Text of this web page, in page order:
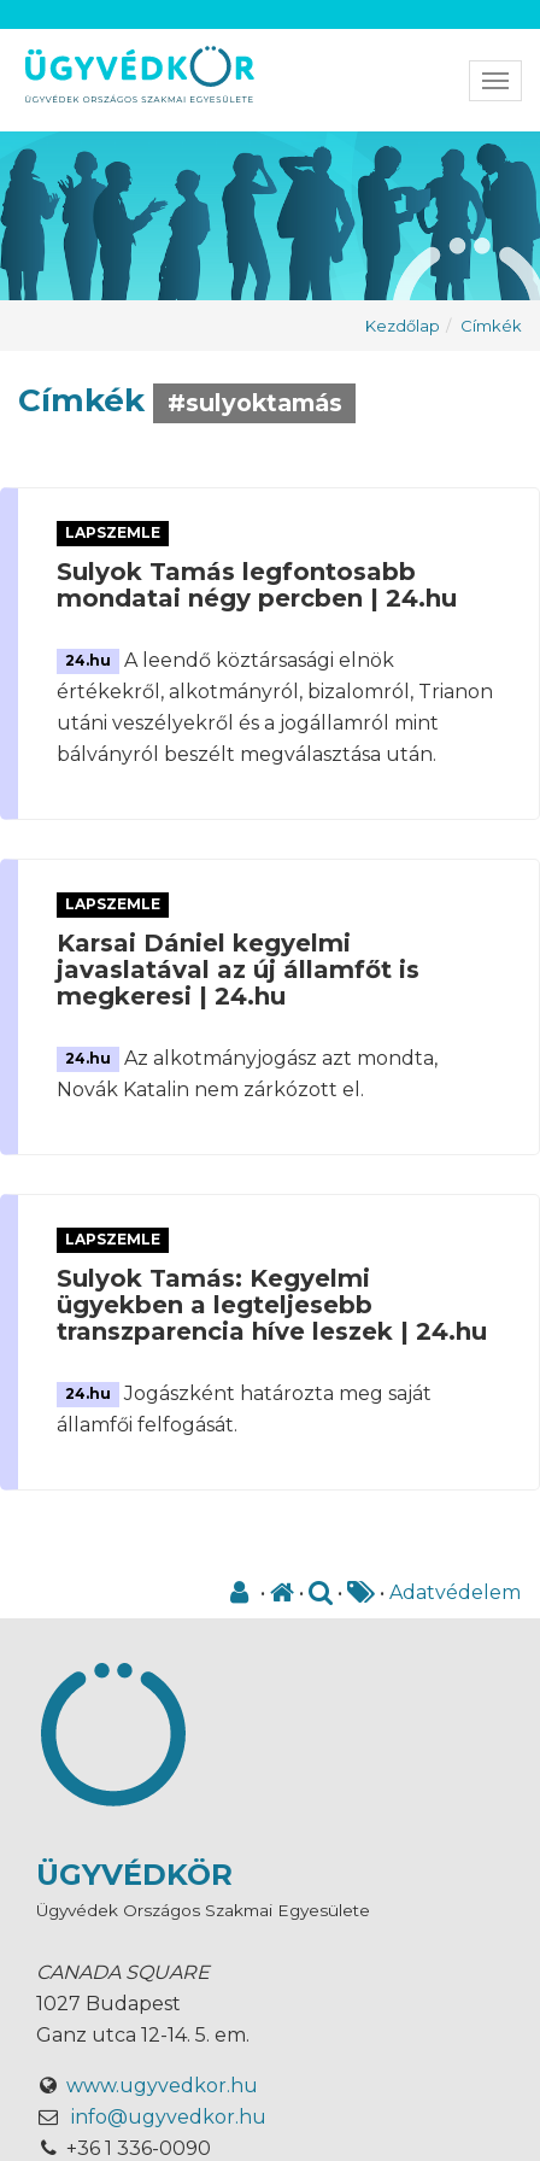
Kezdőlap Címkék
Címkék #sulyoktamás
LAPSZEMLE
Sulyok Tamás legfontosabb
mondatai négy percben | 24.hu
24.hu
A leendő köztársasági elnök
értékekről, alkotmányról, bizalomról, Trianon
utáni veszélyekről és a jogállamról mint
bálványról beszélt megválasztása után.
LAPSZEMLE
Karsai Dániel kegyelmi
javaslatával az új államfőt is
megkeresi | 24.hu
24.hu
Az alkotmányjogász azt mondta,
Novák Katalin nem zárkózott el.
LAPSZEMLE
Sulyok Tamás: Kegyelmi
ügyekben a legteljesebb
transzparencia híve leszek | 24.hu
24.hu
Jogászként határozta meg saját
államfői felfogását.
• • • • Adatvédelem
ÜGYVÉDKÖR
Ügyvédek Országos Szakmai Egyesülete
CANADA SQUARE
1027 Budapest
Ganz utca 12-14. 5. em.
www.ugyvedkor.hu
info@ugyvedkor.hu
+36 1 336-0090